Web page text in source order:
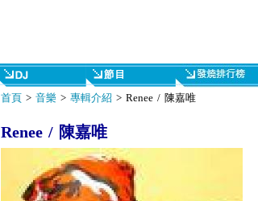
首頁> 音樂> 專輯介紹 > Renee / 陳嘉唯
Renee / 陳嘉唯